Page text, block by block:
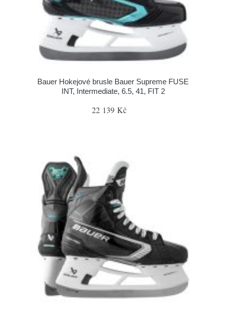
Bauer Hokejové brusle Bauer Supreme FUSE
INT, Intermediate, 6.5, 41, FIT 2
22 139 Kč